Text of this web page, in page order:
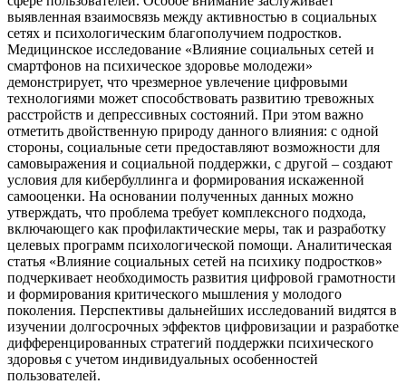
выявленная взаимосвязь между активностью в социальных
сетях и психологическим благополучием подростков.
Медицинское исследование «Влияние социальных сетей и
смартфонов на психическое здоровье молодежи»
демонстрирует, что чрезмерное увлечение цифровыми
технологиями может способствовать развитию тревожных
расстройств и депрессивных состояний. При этом важно
отметить двойственную природу данного влияния: с одной
стороны, социальные сети предоставляют возможности для
самовыражения и социальной поддержки, с другой – создают
условия для кибербуллинга и формирования искаженной
самооценки. На основании полученных данных можно
утверждать, что проблема требует комплексного подхода,
включающего как профилактические меры, так и разработку
целевых программ психологической помощи. Аналитическая
статья «Влияние социальных сетей на психику подростков»
подчеркивает необходимость развития цифровой грамотности
и формирования критического мышления у молодого
поколения. Перспективы дальнейших исследований видятся в
изучении долгосрочных эффектов цифровизации и разработке
дифференцированных стратегий поддержки психического
здоровья с учетом индивидуальных особенностей
пользователей.